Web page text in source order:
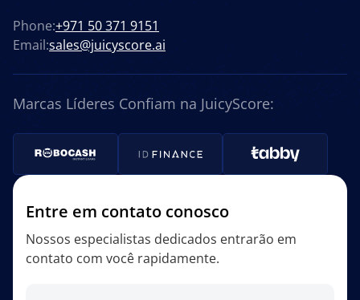
Phone:+971 50 371 9151
Email:sales@juicyscore.ai
Marcas Líderes Confiam na JuicyScore:
Entre em contato conosco
Nossos especialistas dedicados entrarão em
contato com você rapidamente.